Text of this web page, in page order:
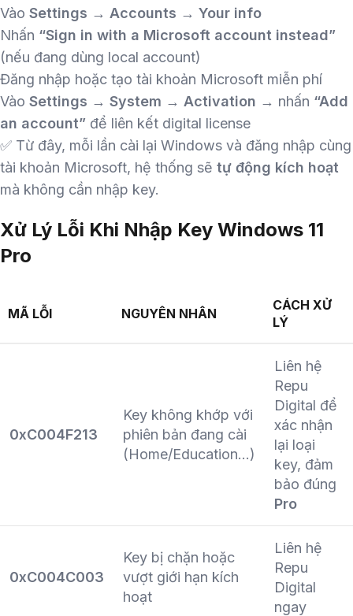
Vào Settings → Accounts → Your info
Nhấn “Sign in with a Microsoft account instead”
(nếu đang dùng local account)
Đăng nhập hoặc tạo tài khoản Microsoft miễn phí
Vào Settings → System → Activation → nhấn “Add
an account” để liên kết digital license
✅ Từ đây, mỗi lần cài lại Windows và đăng nhập cùng
tài khoản Microsoft, hệ thống sẽ tự động kích hoạt
mà không cần nhập key.
Xử Lý Lỗi Khi Nhập Key Windows 11
Pro
MÃ LỖI NGUYÊN NHÂN
CÁCH XỬ
LÝ
0xC004F213
Key không khớp với
phiên bản đang cài
(Home/Education…)
Liên hệ
Repu
Digital để
xác nhận
lại loại
key, đảm
bảo đúng
Pro
0xC004C003
Key bị chặn hoặc
vượt giới hạn kích
hoạt
Liên hệ
Repu
Digital
ngay